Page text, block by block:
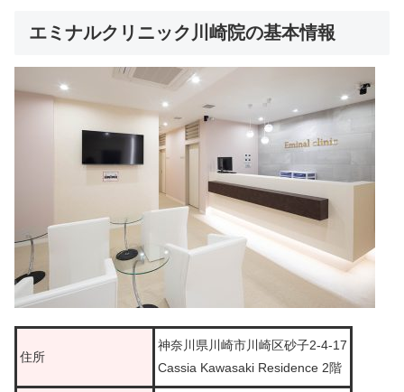
エミナルクリニック川崎院の基本情報
住所
神奈川県川崎市川崎区砂子2-4-17
Cassia Kawasaki Residence 2階